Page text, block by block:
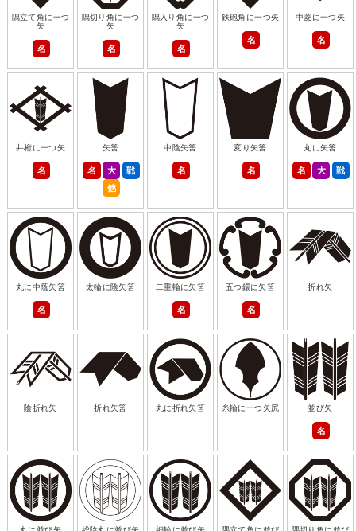
隅立て角に一つ
矢
名
隅切り角に一つ
矢
名
隅入り角に一つ
矢
名
鉄砲角に一つ矢
名
中菱に一つ矢
名
井桁に一つ矢
名
矢筈
名 大
戦
他
中陰矢筈
名
変り矢筈
名
丸に矢筈
名 大 戦
丸に中蔭矢筈
名
太輪に陰矢筈 二重輪に矢筈
名
五つ鐶に矢筈
名
折れ矢
陰折れ矢 折れ矢筈 丸に折れ矢筈 糸輪に一つ矢尻 並び矢
名